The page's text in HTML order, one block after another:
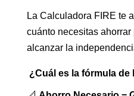
La Calculadora FIRE te
cuánto necesitas
alcanzar la
¿Cuál es la fórmula de